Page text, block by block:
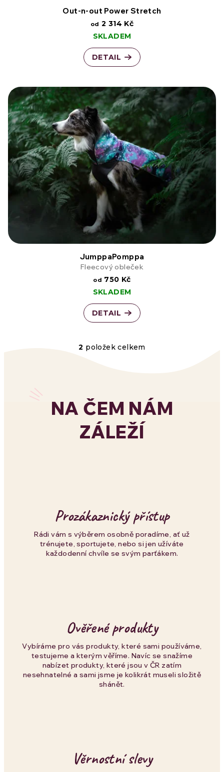
ů
Out-n-out Power Stretch
od 2 314 Kč
SKLADEM
DETAIL
JumppaPomppa
Fleecový obleček
od 750 Kč
SKLADEM
DETAIL
O
á
d
p
r
v
ý
p
i
s
2 položek celkem
NA ČEM NÁM
ZÁLEŽÍ
Prozákaznický přístup
Rádi vám s výběrem osobně poradíme, ať už
trénujete, sportujete, nebo si jen užíváte
každodenní chvíle se svým parťákem.
Ověřené produkty
Vybíráme pro vás produkty, které sami používáme,
testujeme a kterým věříme. Navíc se snažíme
nabízet produkty, které jsou v ČR zatím
nesehnatelné a sami jsme je kolikrát museli složitě
shánět.
Věrnostní slevy